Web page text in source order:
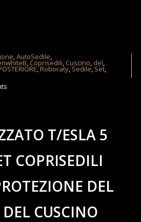
,AutoSedile,
, Coprisedili, Cuscino, del,
,Roboraty, Sedile, Set,
T/ESLA 5
COPRISEDILI
DEL
CUSCINO